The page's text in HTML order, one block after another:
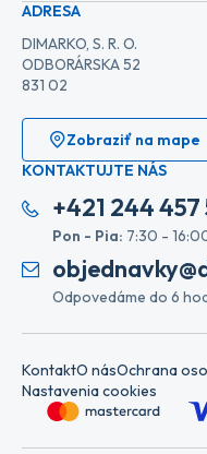
ADRESA
DIMARKO, S. R. O.
ODBORÁRSKA 52
831 02
Zobraziť na mape
KONTAKTUJTE NÁS
+421 244 457
Pon - Pia: 7:30 -
Odpovedáme do 6
KontaktO násOchrana
Nastavenia cookies